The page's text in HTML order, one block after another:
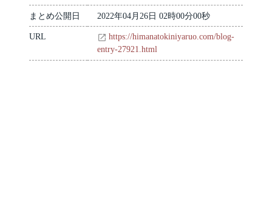
まとめ公開日 2022年04月26日 02時00分00秒
URL
https://himanatokiniyaruo.com/blog-
entry-27921.html